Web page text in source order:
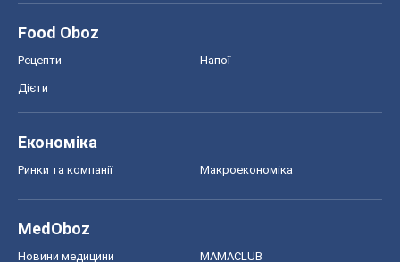
Food Oboz
Рецепти Напої
Дієти
Економіка
Ринки та компанії Макроекономіка
MedOboz
Новини медицини MAMACLUB